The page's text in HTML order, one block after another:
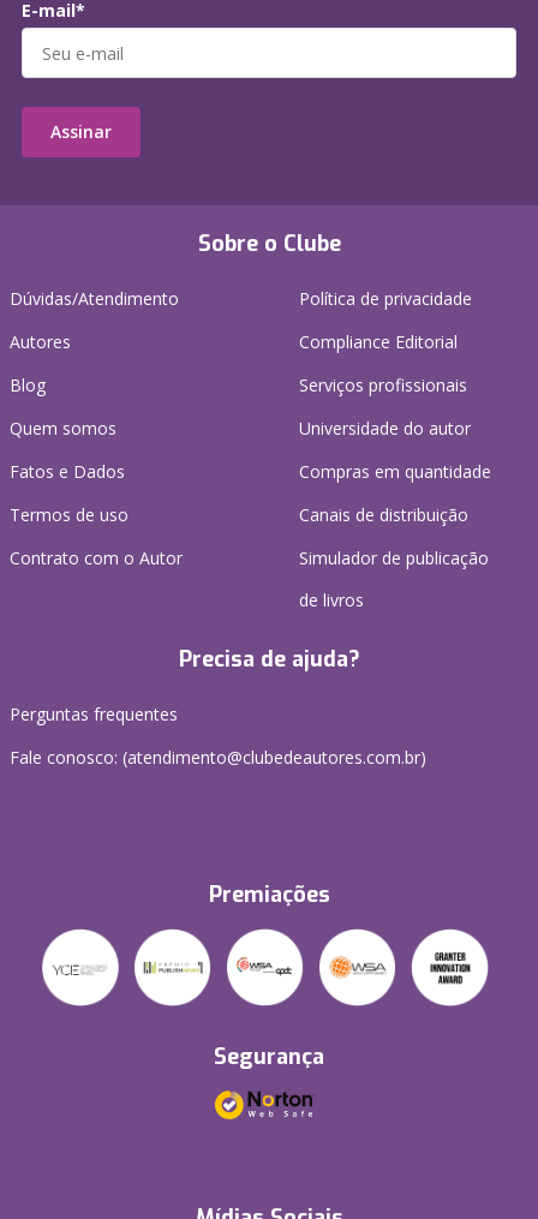
Sobre o Clube
Dúvidas/Atendimento
Autores
Blog
Quem somos
Fatos e Dados
Termos de uso
Contrato com o Autor
Política de privacidade
Compliance Editorial
Serviços profissionais
Universidade do autor
Compras em quantidade
Canais de distribuição
Simulador de publicação
de livros
Precisa de ajuda?
Perguntas frequentes
Fale conosco: (atendimento@clubedeautores.com.br)
Premiações
Segurança
E-mail*
Assinar